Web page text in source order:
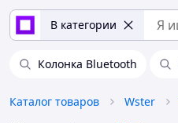
В категории
Колонка Bluetooth
Каталог товаров Wster